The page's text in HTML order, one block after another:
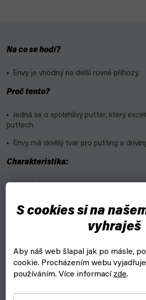
S cookies si na
vyhraješ
Aby náš web šlapal jak po másle,
cookie. Procházením webu
používáním. Více informací zde.
Na co se hodí?
Envy je vhodný na delší rovné příhozy.
Proč tento?
Jedná se o spolehlivý putter, který
puttech.
Envy má skvělý tvar pro putting a
Charakteristika:
Glide: 3
Materiály MVP:
disky i v SOFT nebo FIRM (pevné) edici.